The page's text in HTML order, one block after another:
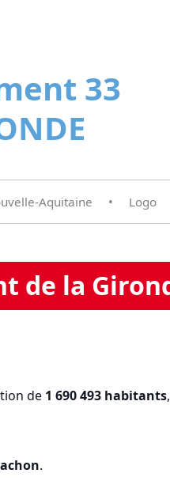
33
Aquitaine • Logo
de la
de 1 690 493 habitants
.